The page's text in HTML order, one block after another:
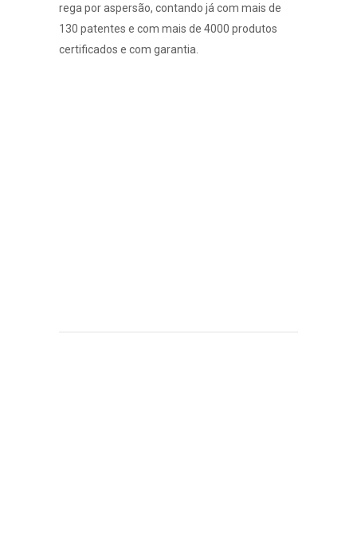
rega por aspersão, contando já com mais de
130 patentes e com mais de 4000 produtos
certificados e com garantia.